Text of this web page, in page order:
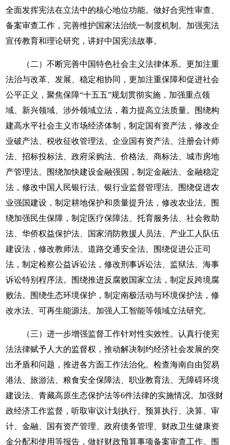
全面发挥宪法在立法中的核心地位功能。做好合宪性审查、
备案审查工作，完善维护国家法治统一制度机制。加强宪法
宣传教育和理论研究，讲好中国宪法故事。
（二）不断完善中国特色社会主义法律体系。更加注重
法治与改革、发展、稳定相协同，更加注重保障和促进社会
公平正义，聚焦保障“十五五”规划贯彻实施，加强重点领
域、新兴领域、涉外领域立法，着力提高立法质量。围绕构
建高水平社会主义市场经济体制，制定国有资产法，修改企
业破产法、税收征收管理法、企业国有资产法、注册会计师
法、招标投标法、政府采购法、价格法、商标法、城市房地
产管理法。围绕加快建设金融强国，制定金融法、金融稳定
法，修改中国人民银行法、银行业监督管理法。围绕促进农
业强国建设，制定耕地保护和质量提升法，修改农业法。围
绕加强民生保障，制定医疗保障法、托育服务法、社会救助
法、华侨权益保护法、国家消防救援人员法、产业工人队伍
建设法，修改教师法、道路交通安全法。围绕促进公正司
法，制定检察公益诉讼法，修改刑事诉讼法、监狱法、海事
诉讼特别程序法。围绕推进反腐败国家立法，制定反跨境腐
败法。围绕生态环境保护，制定南极活动与环境保护法，修
改水法、可再生能源法。加强人工智能等领域立法研究。
（三）进一步增强监督工作针对性实效性。认真行使宪
法法律赋予人大的监督权，推动解决制约经济社会发展的突
出矛盾和问题，推进各方面工作法治化。检查海南自由贸易
港法、旅游法、粮食安全保障法、职业教育法、无障碍环境
建设法、青藏高原生态保护法等6件法律的实施情况。加强财
政经济工作监督，听取审议计划执行、预算执行、决算、审
计、金融、国有资产管理、政府债务管理、财政卫生健康资
金分配和使用等报告，做好财政预算事项备案审查工作。围